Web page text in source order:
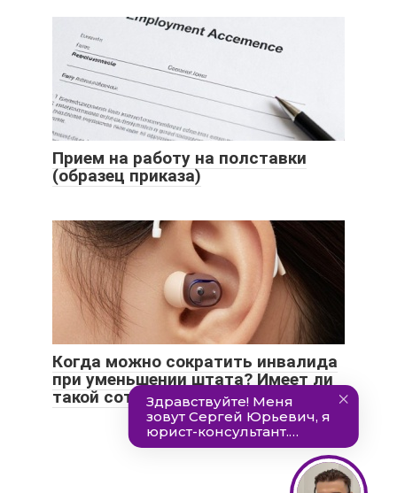
Прием на работу на полставки
(образец приказа)
Когда можно сократить инвалида
при уменьшении штата? Имеет ли
такой сотрудник право на льготы?